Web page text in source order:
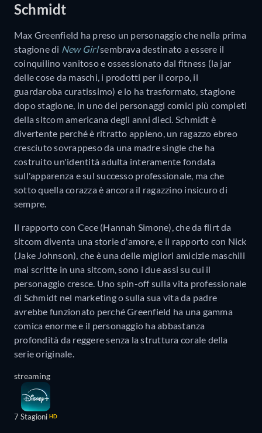
Schmidt
Max Greenfield ha preso un personaggio che nella prima
stagione di New Girlsembrava destinato a essere il
coinquilino vanitoso e ossessionato dal fitness (la jar
delle cose da maschi, i prodotti per il corpo, il
guardaroba curatissimo) e lo ha trasformato, stagione
dopo stagione, in uno dei personaggi comici più completi
della sitcom americana degli anni dieci. Schmidt è
divertente perché è ritratto appieno, un ragazzo ebreo
cresciuto sovrappeso da una madre single che ha
costruito un'identità adulta interamente fondata
sull'apparenza e sul successo professionale, ma che
sotto quella corazza è ancora il ragazzino insicuro di
sempre.
Il rapporto con Cece (Hannah Simone), che da flirt da
sitcom diventa una storie d'amore, e il rapporto con Nick
(Jake Johnson), che è una delle migliori amicizie maschili
mai scritte in una sitcom, sono i due assi su cui il
personaggio cresce. Uno spin-off sulla vita professionale
di Schmidt nel marketing o sulla sua vita da padre
avrebbe funzionato perché Greenfield ha una gamma
comica enorme e il personaggio ha abbastanza
profondità da reggere senza la struttura corale della
serie originale.
streaming
7 Stagioni HD